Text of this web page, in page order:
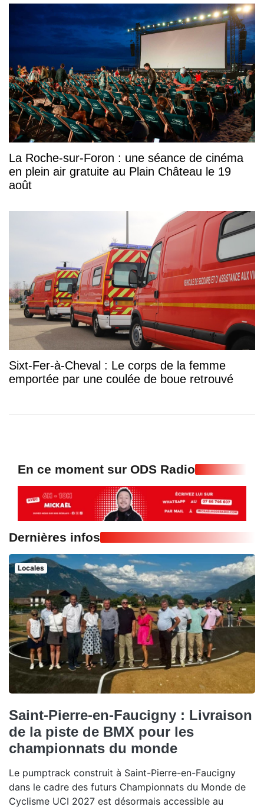
La Roche-sur-Foron : une séance de cinéma
en plein air gratuite au Plain Château le 19
août
Sixt-Fer-à-Cheval : Le corps de la femme
emportée par une coulée de boue retrouvé
En ce moment sur ODS Radio
Dernières infos
Locales
Saint-Pierre-en-Faucigny : Livraison
de la piste de BMX pour les
championnats du monde
Le pumptrack construit à Saint-Pierre-en-Faucigny
dans le cadre des futurs Championnats du Monde de
Cyclisme UCI 2027 est désormais accessible au